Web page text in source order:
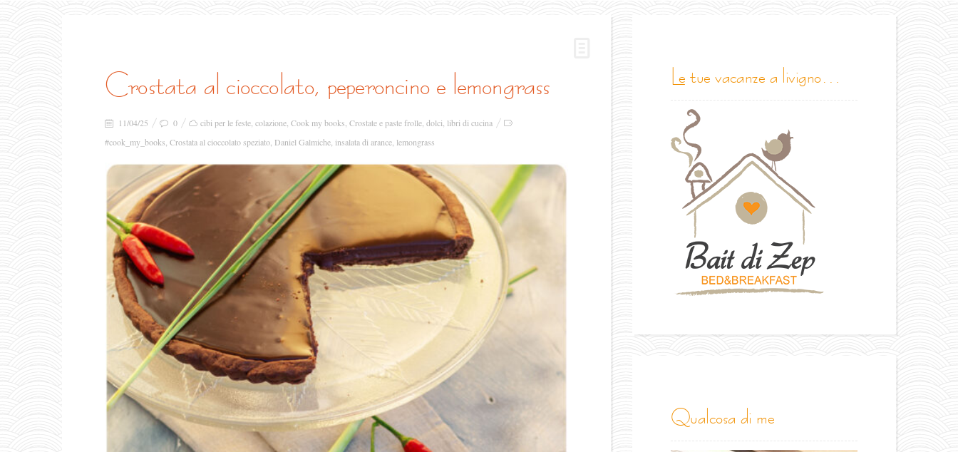
crostata al cioccolato, peperoncino e lemongrass
11/04/25 0 cibi per le feste colazione Cook my books Crostate e paste frolle dolci libri di cucina
#cook_my_books Crostata al cioccolato speziato Daniel Galmiche insalata di arance lemongrass
le tue vacanze a livigno…
qualcosa di me